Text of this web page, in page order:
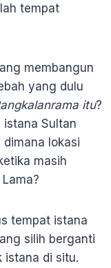
tempat
membangun
yang dulu
itu?
istana Sultan
dimana lokasi
masih
tempat istana
silih berganti
istana di situ.